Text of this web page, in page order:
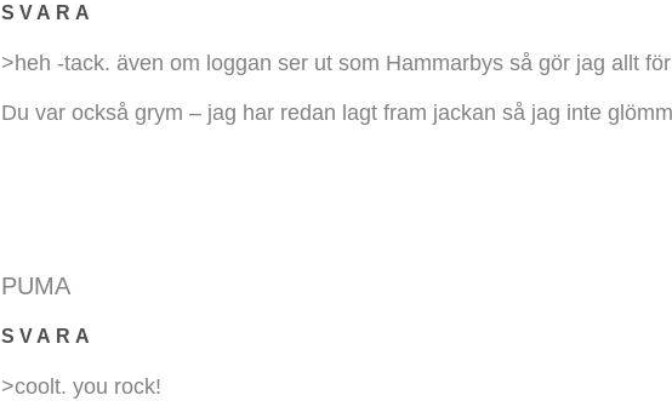
SVARA
>heh -tack. även om loggan ser ut som Hammarbys så gör jag allt
Du var också grym – jag har redan lagt fram jackan så jag inte
PUMA
SVARA
>coolt. you rock!